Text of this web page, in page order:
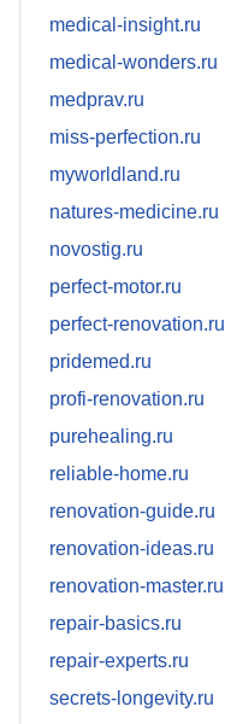
medical-insight.ru
medical-wonders.ru
medprav.ru
miss-perfection.ru
myworldland.ru
natures-medicine.ru
novostig.ru
perfect-motor.ru
perfect-renovation.ru
pridemed.ru
profi-renovation.ru
purehealing.ru
reliable-home.ru
renovation-guide.ru
renovation-ideas.ru
renovation-master.ru
repair-basics.ru
repair-experts.ru
secrets-longevity.ru